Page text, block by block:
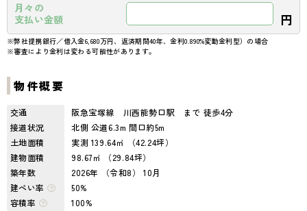
月々の
支払い金額
円
※弊社提携銀行／借入金6,680万円、返済期間40年、金利0.890%変動金利型）の場合
※審査により金利は変わる可能性があります。
物件概要
交通
阪急宝塚線 川西能勢口駅 まで 徒歩4分
接道状況
北側 公道6.3m 間口約5m
土地面積
実測 139.64㎡ （42.24坪）
建物面積
98.67㎡ （29.84坪）
築年数
2026年 （令和8） 10月
建ぺい率
50%
容積率
100%